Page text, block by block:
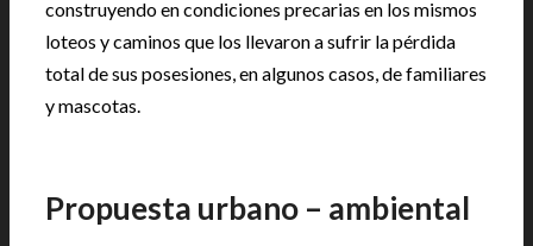
construyendo en condiciones precarias en los mismos
loteos y caminos que los llevaron a sufrir la pérdida
total de sus posesiones, en algunos casos, de familiares
y mascotas.
Propuesta urbano – ambiental